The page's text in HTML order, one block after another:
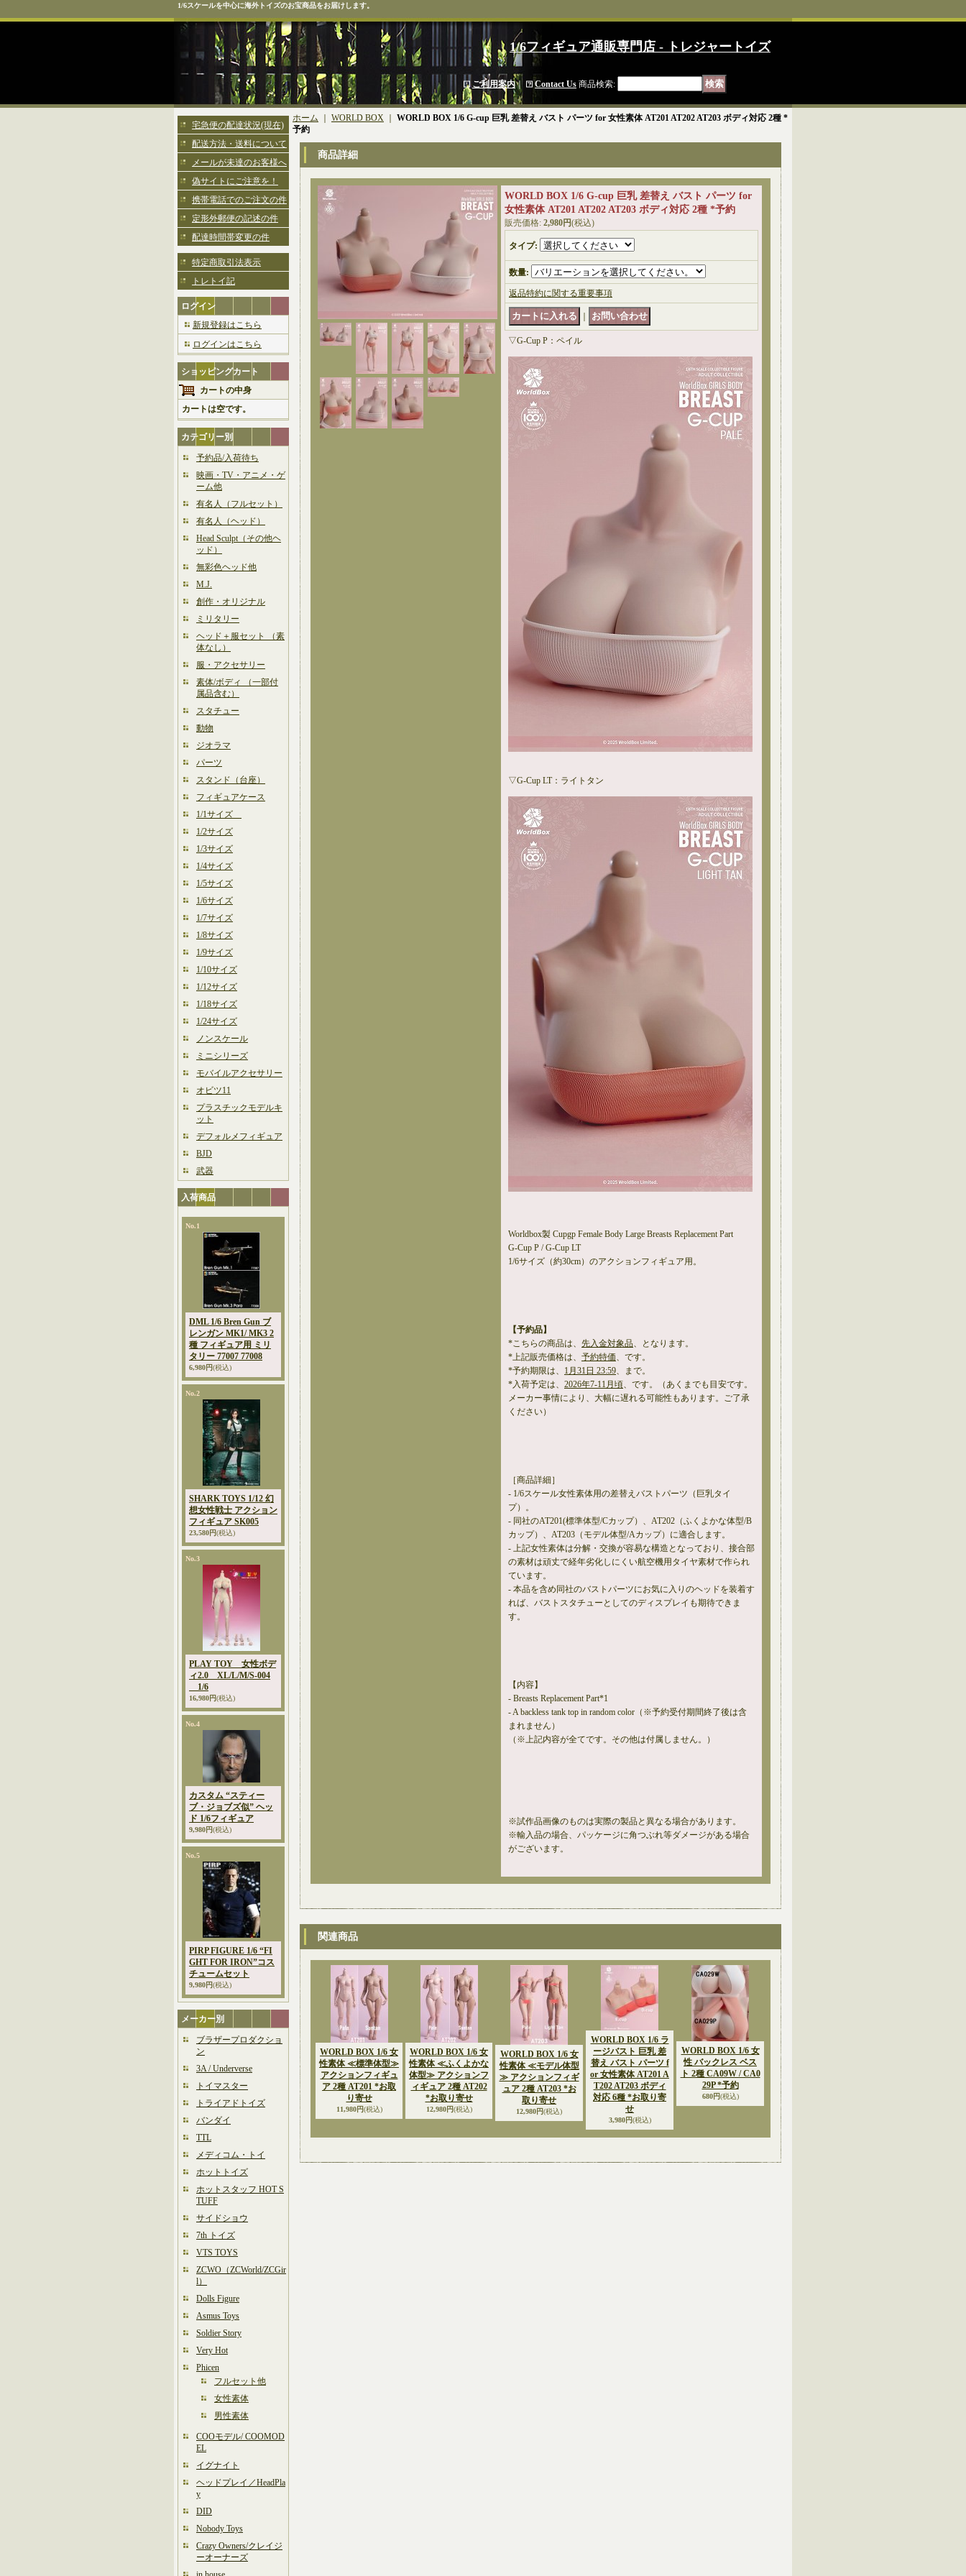
1/6スケールを中心に海外トイズのお宝商品をお届けします。
1/6フィギュア通販専門店 - トレジャートイズ
ご利用案内｜ Contact Us 商品検索:
宅急便の配達状況(現在)
配送方法・送料について
メールが未達のお客様へ
偽サイトにご注意を！
携帯電話でのご注文の件
定形外郵便の記述の件
配達時間帯変更の件
特定商取引法表示
トレトイ記
ログイン
新規登録はこちら
ログインはこちら
ショッピングカート
カートの中身
カートは空です。
カテゴリー別
予約品/入荷待ち
映画・TV・アニメ・ゲ
ーム他
有名人（フルセット）
有名人（ヘッド）
Head Sculpt（その他ヘ
ッド）
無彩色ヘッド他
M.J.
創作・オリジナル
ミリタリー
ヘッド＋服セット （素
体なし）
服・アクセサリー
素体/ボディ （一部付
属品含む）
スタチュー
動物
ジオラマ
パーツ
スタンド（台座）
フィギュアケース
1/1サイズ
1/2サイズ
1/3サイズ
1/4サイズ
1/5サイズ
1/6サイズ
1/7サイズ
1/8サイズ
1/9サイズ
1/10サイズ
1/12サイズ
1/18サイズ
1/24サイズ
ノンスケール
ミニシリーズ
モバイルアクセサリー
オビツ11
プラスチックモデルキ
ット
デフォルメフィギュア
BJD
武器
入荷商品
No.1
DML 1/6 Bren Gun ブ
レンガン MK1/ MK3 2
種 フィギュア用 ミリ
タリー 77007 77008
6,980円(税込)
No.2
SHARK TOYS 1/12 幻
想女性戦士 アクション
フィギュア SK005
23,580円(税込)
No.3
PLAY TOY 女性ボデ
ィ2.0 XL/L/M/S-004
1/6
16,980円(税込)
No.4
カスタム “スティー
ブ・ジョブズ似” ヘッ
ド 1/6フィギュア
9,980円(税込)
No.5
PIRP FIGURE 1/6 “FI
GHT FOR IRON”コス
チュームセット
9,980円(税込)
メーカー別
ブラザープロダクショ
ン
3A / Underverse
トイマスター
トライアドトイズ
バンダイ
TTL
メディコム・トイ
ホットトイズ
ホットスタッフ HOT S
TUFF
サイドショウ
7th トイズ
VTS TOYS
ZCWO（ZCWorld/ZCGir
l）
Dolls Figure
Asmus Toys
Soldier Story
Very Hot
Phicen
フルセット他
女性素体
男性素体
COOモデル/ COOMOD
EL
イグナイト
ヘッドプレイ／HeadPla
y
DID
Nobody Toys
Crazy Owners/クレイジ
ーオーナーズ
ホーム WORLD BOX
WORLD BOX 1/6 G-cup 巨乳 差替え バスト パーツ for 女性素体 AT201 AT202 AT203 ボディ対応 2種 *
予約
商品詳細
WORLD BOX 1/6 G-cup 巨乳 差替え バスト パーツ for
女性素体 AT201 AT202 AT203 ボディ対応 2種 *予約
販売価格: 2,980円(税込)
タイプ:
数量:
返品特約に関する重要事項
▽G-Cup P：ペイル
▽G-Cup LT：ライトタン
Worldbox製 Cupgp Female Body Large Breasts Replacement Part
G-Cup P / G-Cup LT
1/6サイズ（約30cm）のアクションフィギュア用。
【予約品】
*こちらの商品は、 先入金対象品、となります。
*上記販売価格は、 予約特価、です。
*予約期限は、 1月31日 23:59、まで。
*入荷予定は、 2026年7-11月頃、です。（あくまでも目安です。
メーカー事情により、大幅に遅れる可能性もあります。ご了承
ください）
［商品詳細］
- 1/6スケール女性素体用の差替えバストパーツ（巨乳タイ
プ）。
- 同社のAT201(標準体型/Cカップ）、AT202（ふくよかな体型/B
カップ）、AT203（モデル体型/Aカップ）に適合します。
- 上記女性素体は分解・交換が容易な構造となっており、接合部
の素材は頑丈で経年劣化しにくい航空機用タイヤ素材で作られ
ています。
- 本品を含め同社のバストパーツにお気に入りのヘッドを装着す
れば、バストスタチューとしてのディスプレイも期待できま
す。
【内容】
- Breasts Replacement Part*1
- A backless tank top in random color（※予約受付期間終了後は含
まれません）
（※上記内容が全てです。その他は付属しません。）
※試作品画像のものは実際の製品と異なる場合があります。
※輸入品の場合、パッケージに角つぶれ等ダメージがある場合
がございます。
関連商品
WORLD BOX 1/6 女
性素体 ≪標準体型≫
アクションフィギュ
ア 2種 AT201 *お取
り寄せ
11,980円(税込)
WORLD BOX 1/6 女
性素体 ≪ふくよかな
体型≫ アクションフ
ィギュア 2種 AT202
*お取り寄せ
12,980円(税込)
WORLD BOX 1/6 女
性素体 ≪モデル体型
≫ アクションフィギ
ュア 2種 AT203 *お
取り寄せ
12,980円(税込)
WORLD BOX 1/6 ラ
ージバスト 巨乳 差
替え バスト パーツ f
or 女性素体 AT201 A
T202 AT203 ボディ
対応 6種 *お取り寄
せ
3,980円(税込)
WORLD BOX 1/6 女
性 バックレス ベス
ト 2種 CA09W / CA0
29P *予約
680円(税込)